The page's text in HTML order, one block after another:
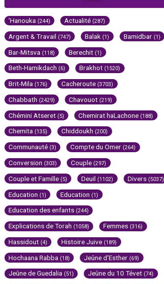
'Hanouka (244) Actualité (287)
Argent & Travail (747) Balak (1) Bamidbar (1)
Bar-Mitsva (118) Berechit (1)
Beth-Hamikdach (6) Brakhot (1520)
Brit-Mila (176) Cacheroute (3703)
Chabbath (2429) Chavouot (219)
Chémini Atseret (5) Chemirat haLachone (188)
Chemita (135) Chiddoukh (200)
Communauté (3) Compte du Omer (264)
Conversion (303) Couple (297)
Couple et Famille (5) Deuil (1102) Divers (5037)
Education (1) Education (1)
Education des enfants (244)
Explications de Torah (1058) Femmes (316)
Hassidout (4) Histoire Juive (189)
Hochaana Rabba (18) Jeûne d'Esther (69)
Jeûne de Guedalia (51) Jeûne du 10 Tévet (74)